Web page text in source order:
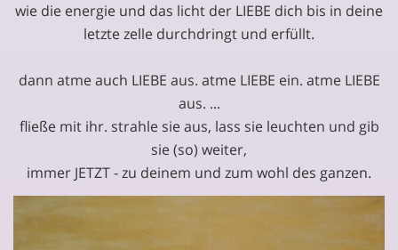
wie die energie und das licht der LIEBE dich bis in deine
letzte zelle durchdringt und erfüllt.
dann atme auch LIEBE aus. atme LIEBE ein. atme LIEBE
aus. ...
fließe mit ihr. strahle sie aus, lass sie leuchten und gib
sie (so) weiter,
immer JETZT - zu deinem und zum wohl des ganzen.